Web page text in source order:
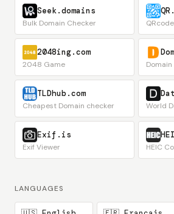
Seek.domains
Bulk Domain Checker
2048ing.com
2048 Game
TLDhub.com
Cheapest Domain checker World
Exif.is
Exif Viewer HEIC
LANGUAGES